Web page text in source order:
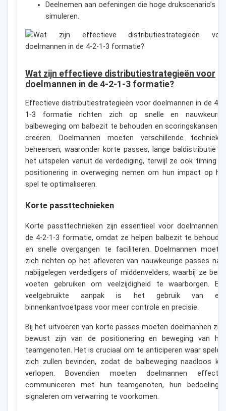
Deelnemen aan oefeningen die hoge drukscenario’s
simuleren.
Wat zijn effectieve distributiestrategieën voor
doelmannen in de 4-2-1-3 formatie?
Effectieve distributiestrategieën voor doelmannen in de 4-
1-3 formatie richten zich op snelle en
balbeweging om balbezit te behouden en scoringskansen
creëren. Doelmannen moeten verschillende
beheersen, waaronder korte passes, lange baldistributie
het uitspelen vanuit de verdediging, terwijl ze ook timing
positionering in overweging nemen om hun impact op
spel te optimaliseren.
Korte passttechnieken
Korte passttechnieken zijn essentieel voor doelmannen
de 4-2-1-3 formatie, omdat ze helpen balbezit te
en snelle overgangen te faciliteren. Doelmannen
zich richten op het afleveren van nauwkeurige passes
nabijgelegen verdedigers of middenvelders, waarbij ze
voeten gebruiken om veelzijdigheid te waarborgen.
veelgebruikte aanpak is het gebruik van
binnenkantvoetpass voor meer controle en precisie.
Bij het uitvoeren van korte passes moeten doelmannen
bewust zijn van de positionering en beweging van
teamgenoten. Het is cruciaal om te anticiperen waar
zich zullen bevinden, zodat de balbeweging naadloos
verlopen. Bovendien moeten doelmannen
communiceren met hun teamgenoten, hun
signaleren om verwarring te voorkomen.